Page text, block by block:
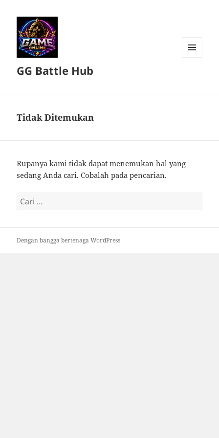
GG Battle Hub
Tidak Ditemukan
Rupanya kami tidak dapat menemukan hal yang
sedang Anda cari. Cobalah pada pencarian.
Cari
untuk:
Dengan bangga bertenaga WordPress